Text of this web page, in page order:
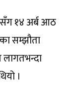
१४ अर्ब आठ
सम्झौता
।